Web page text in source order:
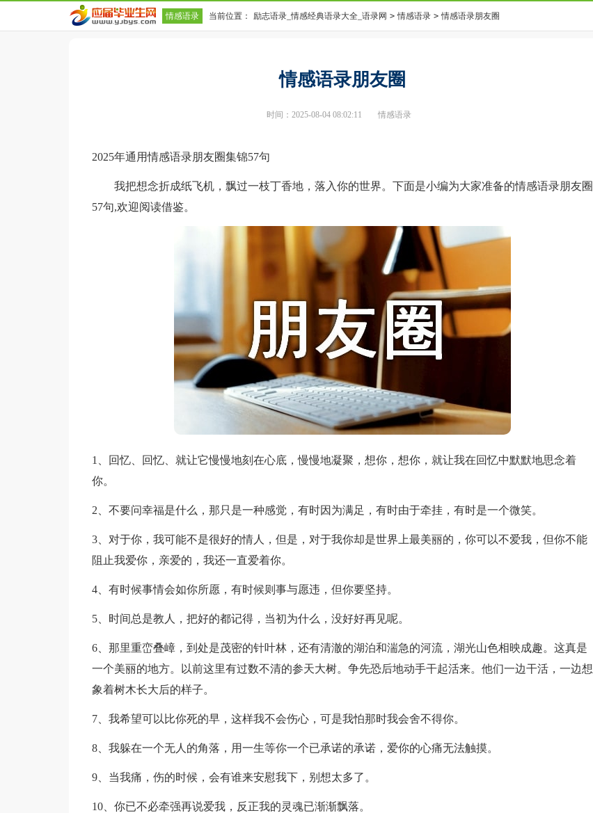
情感语录 当前位置： 励志语录_情感经典语录大全_语录网 > 情感语录 > 情感语录朋友圈
情感语录朋友圈
时间：2025-08-04 08:02:11 情感语录
2025年通用情感语录朋友圈集锦57句
我把想念折成纸飞机，飘过一枝丁香地，落入你的世界。下面是小编为大家准备的情感语录朋友圈
57句,欢迎阅读借鉴。
1、回忆、回忆、就让它慢慢地刻在心底，慢慢地凝聚，想你，想你，就让我在回忆中默默地思念着
你。
2、不要问幸福是什么，那只是一种感觉，有时因为满足，有时由于牵挂，有时是一个微笑。
3、对于你，我可能不是很好的情人，但是，对于我你却是世界上最美丽的，你可以不爱我，但你不能
阻止我爱你，亲爱的，我还一直爱着你。
4、有时候事情会如你所愿，有时候则事与愿违，但你要坚持。
5、时间总是教人，把好的都记得，当初为什么，没好好再见呢。
6、那里重峦叠嶂，到处是茂密的针叶林，还有清澈的湖泊和湍急的河流，湖光山色相映成趣。这真是
一个美丽的地方。以前这里有过数不清的参天大树。争先恐后地动手干起活来。他们一边干活，一边想
象着树木长大后的样子。
7、我希望可以比你死的早，这样我不会伤心，可是我怕那时我会舍不得你。
8、我躲在一个无人的角落，用一生等你一个已承诺的承诺，爱你的心痛无法触摸。
9、当我痛，伤的时候，会有谁来安慰我下，别想太多了。
10、你已不必牵强再说爱我，反正我的灵魂已渐渐飘落。